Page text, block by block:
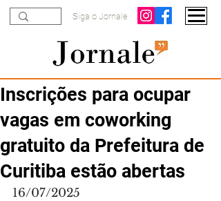
Siga o Jornale
Inscrições para ocupar
vagas em coworking
gratuito da Prefeitura de
Curitiba estão abertas
16/07/2025